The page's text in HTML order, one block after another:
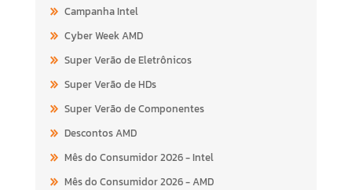
Campanha Intel
Cyber Week AMD
Super Verão de Eletrônicos
Super Verão de HDs
Super Verão de Componentes
Descontos AMD
Mês do Consumidor 2026 - Intel
Mês do Consumidor 2026 - AMD